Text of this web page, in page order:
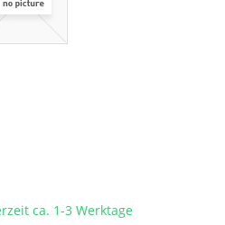
ca. 1-3 Werktage